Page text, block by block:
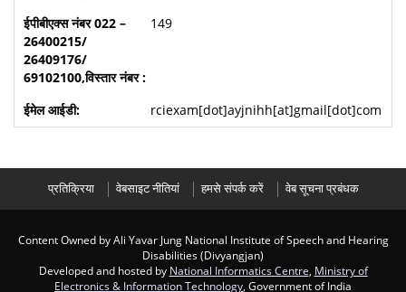
149
rciexam[dot]ayjnihh[at]gmail[dot]com
प्रतिक्रिया वेबसाइट नीतियां हमसे संपर्क करें वेब सूचना प्रबंधक
Content Owned by Ali Yavar Jung National Institute of Speech and Hearing
Disabilities (Divyangjan)
Developed and hosted by National Informatics Centre Ministry of
Electronics & Information Technology , Government of India